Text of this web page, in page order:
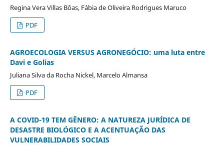
Regina Vera Villas Bôas, Fábia de Oliveira Rodrigues Maruco
PDF
AGROECOLOGIA VERSUS AGRONEGÓCIO: uma luta entre
Davi e Golias
Juliana Silva da Rocha Nickel, Marcelo Almansa
PDF
A COVID-19 TEM GÊNERO: A NATUREZA JURÍDICA DE
DESASTRE BIOLÓGICO E A ACENTUAÇÃO DAS
VULNERABILIDADES SOCIAIS